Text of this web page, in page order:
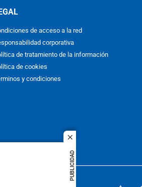
close
PUBLICIDAD
de acceso a la red
corporativa
de tratamiento de la información
de cookies
y condiciones